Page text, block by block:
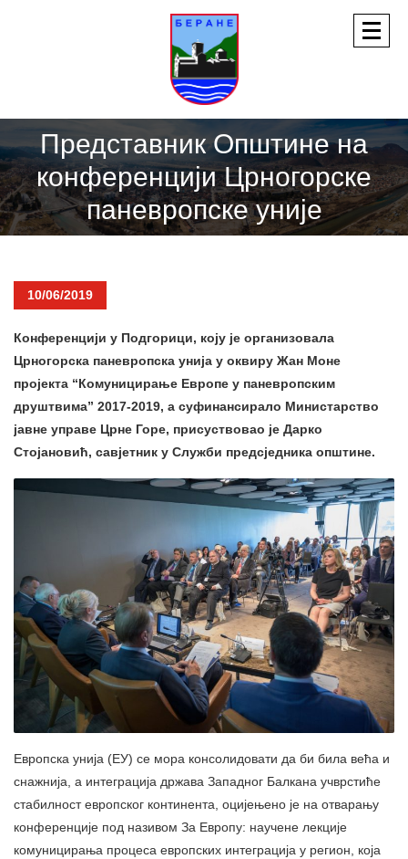
Представник Општине на
конференцији Црногорске
паневропске уније
10/06/2019
Конференцији у Подгорици, коју је организовала
Црногорска паневропска унија у оквиру Жан Моне
пројекта “Комуницирање Европе у паневропским
друштвима” 2017-2019, а суфинансирало Министарство
јавне управе Црне Горе, присуствовао је Дарко
Стојановић, савјетник у Служби предсједника општине.
Европска унија (ЕУ) се мора консолидовати да би била већа и
снажнија, а интеграција држава Западног Балкана учврстиће
стабилност европског континента, оцијењено је на отварању
конференције под називом За Европу: научене лекције
комуницирања процеса европских интеграција у регион, која